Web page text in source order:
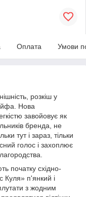
Оплата Умови
розкіш у
Нова
завойовує як
бренда, не
тут і зараз, тільки
голос і захоплює
початку східно-
Куля» п'янкий і
з жодним